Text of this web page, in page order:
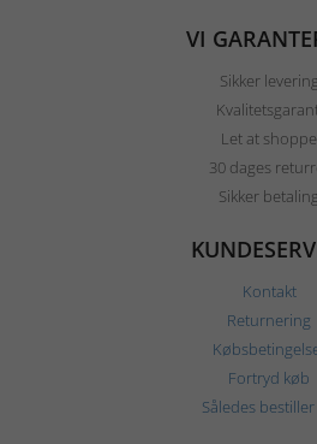
VI
Sikker levering
Let at shoppe
30 dages
Sikker betaling
Kontakt
Returnering
Fortryd køb
Således